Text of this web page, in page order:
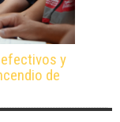
efectivos y
de